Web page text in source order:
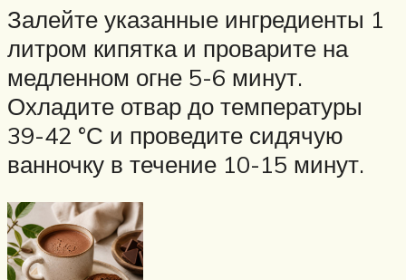
Залейте указанные ингредиенты 1
литром кипятка и проварите на
медленном огне 5-6 минут.
Охладите отвар до температуры
39-42 °С и проведите сидячую
ванночку в течение 10-15 минут.